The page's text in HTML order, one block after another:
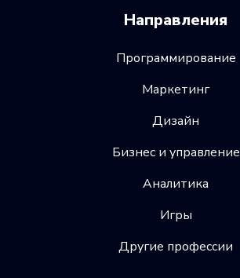
Направления
Программирование
Маркетинг
Дизайн
Бизнес и управление
Аналитика
Игры
Другие профессии